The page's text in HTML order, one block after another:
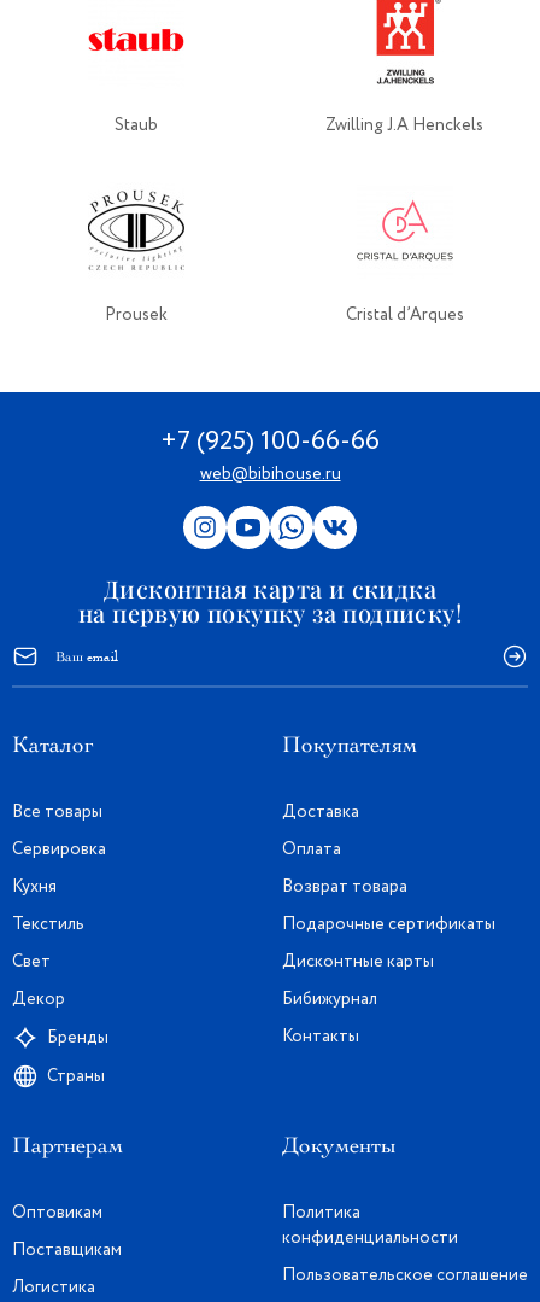
Staub Zwilling J.A Henckels
Prousek Cristal d’Arques
+7 (925) 100-66-66
web@bibihouse.ru
Дисконтная карта и скидка
на первую покупку за подписку!
Каталог
Все товары
Сервировка
Кухня
Текстиль
Свет
Декор
Бренды
Страны
Покупателям
Доставка
Оплата
Возврат товара
Подарочные сертификаты
Дисконтные карты
Бибижурнал
Контакты
Партнерам
Оптовикам
Поставщикам
Логистика
Документы
Политика
конфиденциальности
Пользовательское соглашение